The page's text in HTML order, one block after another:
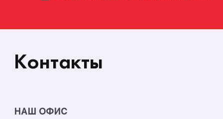
Контакты
НАШ ОФИС